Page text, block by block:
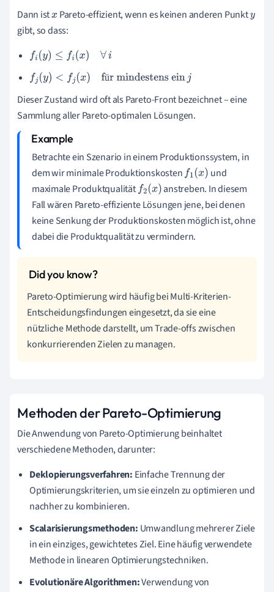
Dann istx Pareto-effizient, wenn es keinen anderen Punkty
gibt, so dass:
fi(y)≤f (x) ∀i
ü
fj(y)<f (x) für mindestens einj
Dieser Zustand wird oft als Pareto-Front bezeichnet – eine
Sammlung aller Pareto-optimalen Lösungen.
Betrachte ein Szenario in einem Produktionssystem, in
dem wir minimale Produktionskostenf1(x)
und
maximale Produktqualitätf2(x)
anstreben. In diesem
Fall wären Pareto-effiziente Lösungen jene, bei denen
keine Senkung der Produktionskosten möglich ist, ohne
dabei die Produktqualität zu vermindern.
Pareto-Optimierung wird häufig bei Multi-Kriterien-
Entscheidungsfindungen eingesetzt, da sie eine
nützliche Methode darstellt, um Trade-offs zwischen
konkurrierenden Zielen zu managen.
Methoden der Pareto-Optimierung
Die Anwendung von Pareto-Optimierung beinhaltet
verschiedene Methoden, darunter:
Deklopierungsverfahren: Einfache Trennung der
Optimierungskriterien, um sie einzeln zu optimieren und
nachher zu kombinieren.
Scalarisierungsmethoden: Umwandlung mehrerer Ziele
in ein einziges, gewichtetes Ziel. Eine häufig verwendete
Methode in linearen Optimierungstechniken.
Evolutionäre Algorithmen:Verwendung von